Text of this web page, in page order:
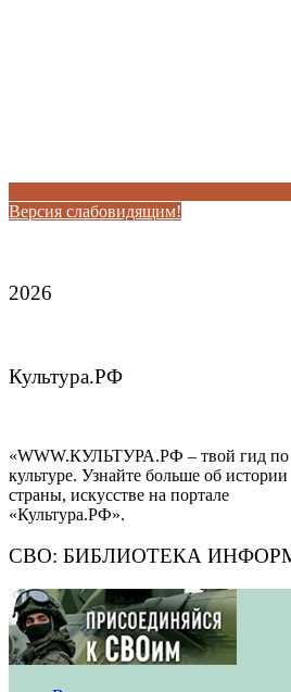
Версия слабовидящим!
2026
Культура.РФ
«WWW.КУЛЬТУРА.РФ – твой гид по
культуре. Узнайте больше об истории
страны, искусстве на портале
«Культура.РФ».
СВО: БИБЛИОТЕКА